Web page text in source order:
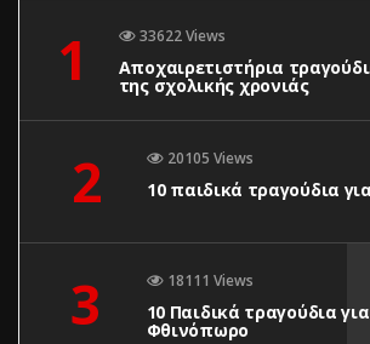
1 33622 Views
Αποχαιρετιστήρια
της σχολικής χρονιάς
2 20105 Views
10 παιδικά τραγούδια
3 18111 Views
10 Παιδικά τραγούδια
Φθινόπωρο